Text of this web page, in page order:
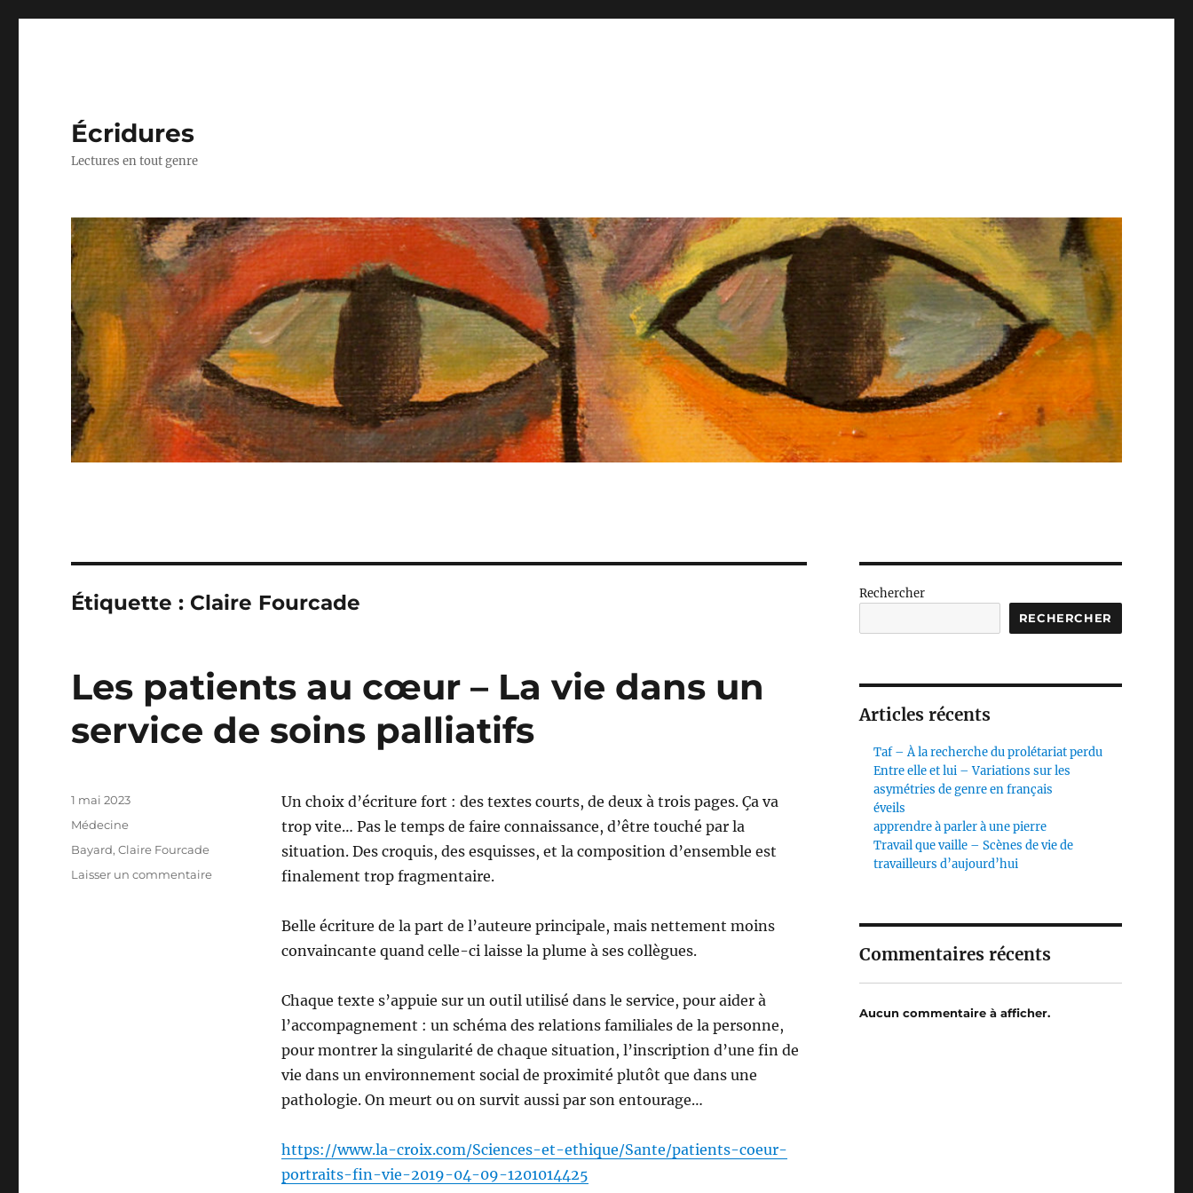
Écridures
Lectures en tout genre
Étiquette : Claire Fourcade
Les patients au cœur – La vie dans un
service de soins palliatifs
Un choix d’écriture fort : des textes courts, de deux à trois pages. Ça va
trop vite… Pas le temps de faire connaissance, d’être touché par la
situation. Des croquis, des esquisses, et la composition d’ensemble est
finalement trop fragmentaire.
Belle écriture de la part de l’auteure principale, mais nettement moins
convaincante quand celle-ci laisse la plume à ses collègues.
Chaque texte s’appuie sur un outil utilisé dans le service, pour aider à
l’accompagnement : un schéma des relations familiales de la personne,
pour montrer la singularité de chaque situation, l’inscription d’une fin de
vie dans un environnement social de proximité plutôt que dans une
pathologie. On meurt ou on survit aussi par son entourage…
https://www.la-croix.com/Sciences-et-ethique/Sante/patients-coeur-
portraits-fin-vie-2019-04-09-1201014425
Publié
1 mai 2023
Catégories
Médecine
Étiquettes
Bayard,Claire Fourcade
Laisser un commentairesur
Rechercher
RECHERCHER
Articles récents
Taf – À la recherche du prolétariat perdu
Entre elle et lui – Variations sur les
asymétries de genre en français
éveils
apprendre à parler à une pierre
Travail que vaille – Scènes de vie de
travailleurs d’aujourd’hui
Commentaires récents
Aucun commentaire à afficher.